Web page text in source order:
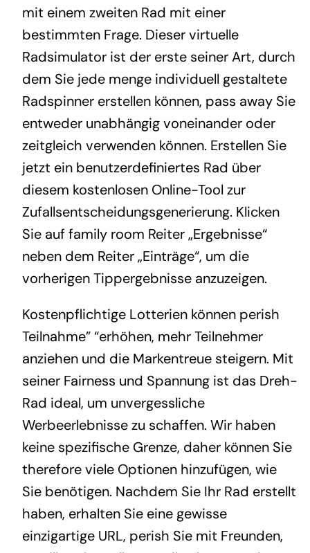
mit einem zweiten Rad mit einer
bestimmten Frage. Dieser virtuelle
Radsimulator ist der erste seiner Art, durch
dem Sie jede menge individuell gestaltete
Radspinner erstellen können, pass away Sie
entweder unabhängig voneinander oder
zeitgleich verwenden können. Erstellen Sie
jetzt ein benutzerdefiniertes Rad über
diesem kostenlosen Online-Tool zur
Zufallsentscheidungsgenerierung. Klicken
Sie auf family room Reiter „Ergebnisse“
neben dem Reiter „Einträge“, um die
vorherigen Tippergebnisse anzuzeigen.
Kostenpflichtige Lotterien können perish
Teilnahme” “erhöhen, mehr Teilnehmer
anziehen und die Markentreue steigern. Mit
seiner Fairness und Spannung ist das Dreh-
Rad ideal, um unvergessliche
Werbeerlebnisse zu schaffen. Wir haben
keine spezifische Grenze, daher können Sie
therefore viele Optionen hinzufügen, wie
Sie benötigen. Nachdem Sie Ihr Rad erstellt
haben, erhalten Sie eine gewisse
einzigartige URL, perish Sie mit Freunden,